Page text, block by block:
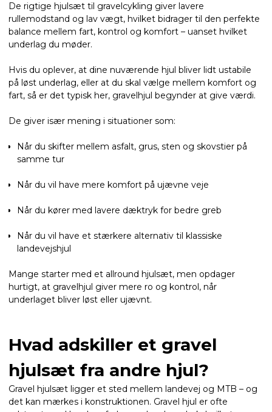
De rigtige hjulsæt til gravelcykling giver lavere
rullemodstand og lav vægt, hvilket bidrager til den perfekte
balance mellem fart, kontrol og komfort – uanset hvilket
underlag du møder.
Hvis du oplever, at dine nuværende hjul bliver lidt ustabile
på løst underlag, eller at du skal vælge mellem komfort og
fart, så er det typisk her, gravelhjul begynder at give værdi.
De giver især mening i situationer som:
Når du skifter mellem asfalt, grus, sten og skovstier på
samme tur
Når du vil have mere komfort på ujævne veje
Når du kører med lavere dæktryk for bedre greb
Når du vil have et stærkere alternativ til klassiske
landevejshjul
Mange starter med et allround hjulsæt, men opdager
hurtigt, at gravelhjul giver mere ro og kontrol, når
underlaget bliver løst eller ujævnt.
Hvad adskiller et gravel
hjulsæt fra andre hjul?
Gravel hjulsæt ligger et sted mellem landevej og MTB – og
det kan mærkes i konstruktionen. Gravel hjul er ofte